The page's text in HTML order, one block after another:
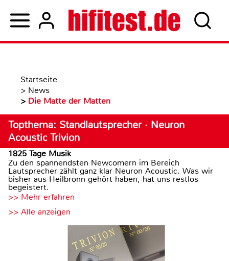
Startseite
> News
> Die Matte der Matten
Topthema: Standlautsprecher · Neuron
Acoustic Trivion
1825 Tage Musik
Zu den spannendsten Newcomern im Bereich
Lautsprecher zählt ganz klar Neuron Acoustic. Was wir
bisher aus Heilbronn gehört haben, hat uns restlos
begeistert.
>> Mehr erfahren
>> Alle anzeigen